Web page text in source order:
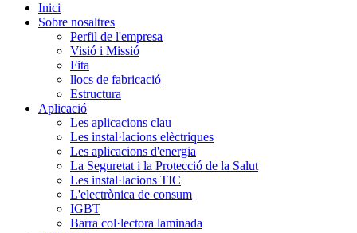
Inici
Sobre nosaltres
Perfil de l'empresa
Visió i Missió
Fita
llocs de fabricació
Estructura
Aplicació
Les aplicacions clau
Les instal·lacions elèctriques
Les aplicacions d'energia
La Seguretat i la Protecció de la Salut
Les instal·lacions TIC
L'electrònica de consum
IGBT
Barra col·lectora laminada